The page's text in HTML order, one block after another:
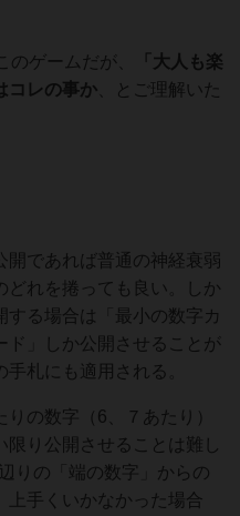
ゲームだが、
「大人も楽
コレの事か 、とご理解いた
開であれば普通の神経衰弱
どれを捲っても良い。しか
する場合は「最小の数字カ
ド」しか公開させることが
札にも適用される。
の数字（6、７あたり）
り公開させることは難し
りの「端の数字」からの
上手くいかなかった場合